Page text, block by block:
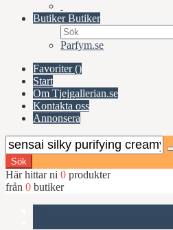
ButikerButiker
Parfym.se
Favoriter ()
Start
Om Tjejgallerian.se
Kontakta oss
Annonsera
Sök
Här hittar ni 0 produkter
från 0 butiker